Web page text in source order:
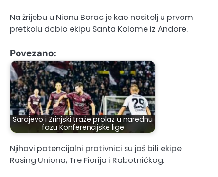
Na žrijebu u Nionu Borac je kao nositelj u prvom
pretkolu dobio ekipu Santa Kolome iz Andore.
Povezano:
Sarajevo i Zrinjski traže prolaz u narednu
fazu Konferencijske lige
Njihovi potencijalni protivnici su još bili ekipe
Rasing Uniona, Tre Fiorija i Rabotničkog.